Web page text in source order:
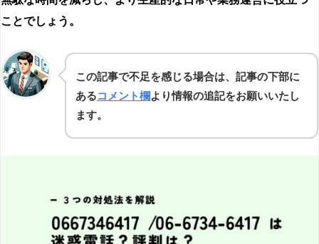
ことでしょう。
この記事で不足を感じる場合は、記事の下部に
あるコメント欄より情報の追記をお願いいたし
ます。